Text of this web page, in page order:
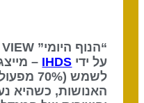
על ידיIHDS
–
לשמש (70%
האנושות, כשהיא